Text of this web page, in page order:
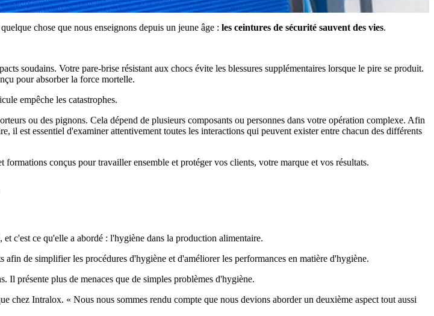
chose que nous enseignons depuis un jeune âge : les ceintures de sécurité sauvent des vies.
soudains. Votre pare-brise résistant aux chocs évite les blessures supplémentaires lorsque le pire se produit.
pour absorber la force mortelle.
empêche les catastrophes.
ou des pignons. Cela dépend de plusieurs composants ou personnes dans votre opération complexe. Afin
il est essentiel d'examiner attentivement toutes les interactions qui peuvent exister entre chacun des différents
formations conçus pour travailler ensemble et protéger vos clients, votre marque et vos résultats.
c'est ce qu'elle a abordé : l'hygiène dans la production alimentaire.
de simplifier les procédures d'hygiène et d'améliorer les performances en matière d'hygiène.
Il présente plus de menaces que de simples problèmes d'hygiène.
Intralox. « Nous nous sommes rendu compte que nous devions aborder un deuxième aspect tout aussi